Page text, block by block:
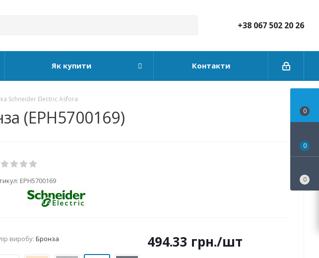
+38 067 502 20 26
Як купити Контакти
Schneider Electric Asfora
(EPH5700169)
EPH5700169
виробу: Бронза 494.33 грн./шт
0
0
0